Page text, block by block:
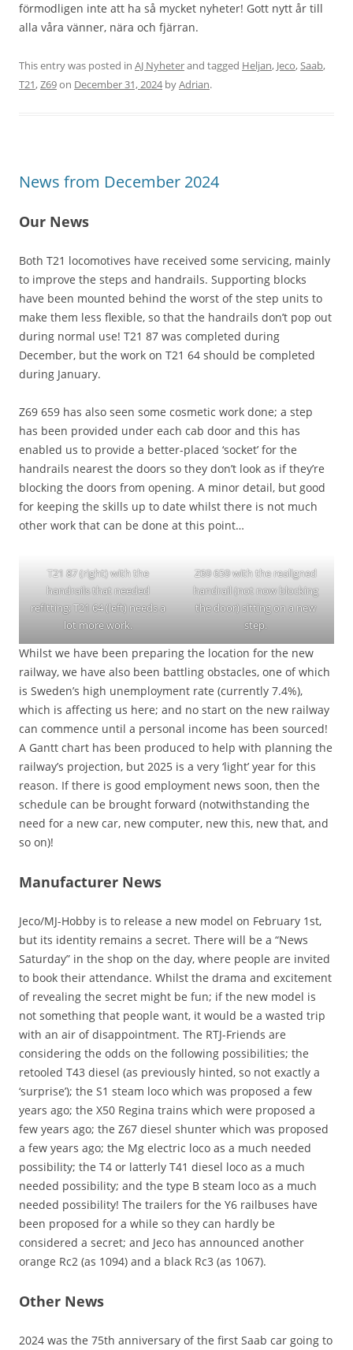
förmodligen inte att ha så mycket nyheter! Gott nytt år till
alla våra vänner, nära och fjärran.
This entry was posted in AJ Nyheterand tagged Heljan, Jeco,Saab,
T21,Z69on December 31, 2024 byAdrian.
News from December 2024
Our News
Both T21 locomotives have received some servicing, mainly
to improve the steps and handrails. Supporting blocks
have been mounted behind the worst of the step units to
make them less flexible, so that the handrails don’t pop out
during normal use! T21 87 was completed during
December, but the work on T21 64 should be completed
during January.
Z69 659 has also seen some cosmetic work done; a step
has been provided under each cab door and this has
enabled us to provide a better-placed ‘socket’ for the
handrails nearest the doors so they don’t look as if they’re
blocking the doors from opening. A minor detail, but good
for keeping the skills up to date whilst there is not much
other work that can be done at this point…
T21 87 (right) with the
handrails that needed
refitting; T21 64 (left) needs a
lot more work.
Z69 659 with the realigned
handrail (not now blocking
the door) sitting on a new
step.
Whilst we have been preparing the location for the new
railway, we have also been battling obstacles, one of which
is Sweden’s high unemployment rate (currently 7.4%),
which is affecting us here; and no start on the new railway
can commence until a personal income has been sourced!
A Gantt chart has been produced to help with planning the
railway’s projection, but 2025 is a very ‘light’ year for this
reason. If there is good employment news soon, then the
schedule can be brought forward (notwithstanding the
need for a new car, new computer, new this, new that, and
so on)!
Manufacturer News
Jeco/MJ-Hobby is to release a new model on February 1st,
but its identity remains a secret. There will be a “News
Saturday” in the shop on the day, where people are invited
to book their attendance. Whilst the drama and excitement
of revealing the secret might be fun; if the new model is
not something that people want, it would be a wasted trip
with an air of disappointment. The RTJ-Friends are
considering the odds on the following possibilities; the
retooled T43 diesel (as previously hinted, so not exactly a
‘surprise’); the S1 steam loco which was proposed a few
years ago; the X50 Regina trains which were proposed a
few years ago; the Z67 diesel shunter which was proposed
a few years ago; the Mg electric loco as a much needed
possibility; the T4 or latterly T41 diesel loco as a much
needed possibility; and the type B steam loco as a much
needed possibility! The trailers for the Y6 railbuses have
been proposed for a while so they can hardly be
considered a secret; and Jeco has announced another
orange Rc2 (as 1094) and a black Rc3 (as 1067).
Other News
2024 was the 75th anniversary of the first Saab car going to